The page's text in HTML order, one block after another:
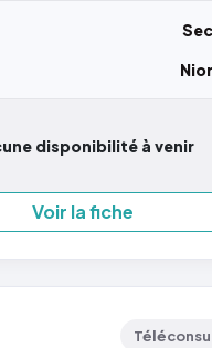
disponibilité à venir
Voir la fiche